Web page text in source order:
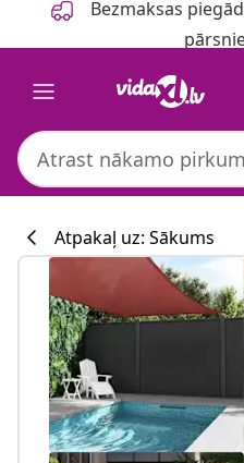
Bezmaksas
Atpakaļ uz: Sākums